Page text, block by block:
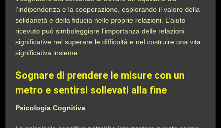
l’indipendenza e la cooperazione, esplorando il valore della
solidarietà e della fiducia nelle proprie relazioni. L’aiuto
ricevuto può simboleggiare l’importanza delle relazioni
significative nel superare le difficoltà e nel costruire una vita
significativa insieme.
Sognare di prendere le misure con un
metro e sentirsi sollevati alla fine
Psicologia Cognitiva